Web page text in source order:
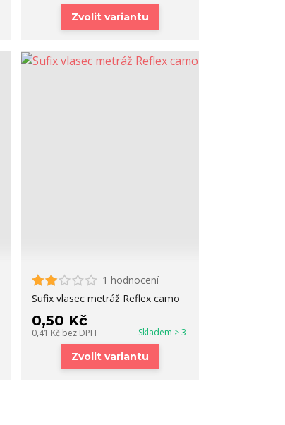
Zvolit variantu
1 hodnocení
Sufix vlasec metráž Reflex camo
0,50 Kč
0,41 Kč bez DPH Skladem > 3
Zvolit variantu